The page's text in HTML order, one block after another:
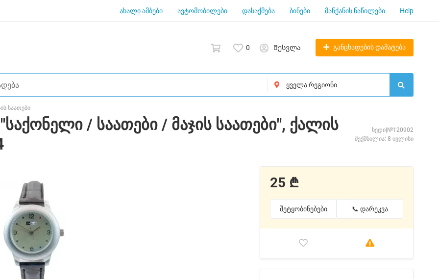
ახალი ამბები ავტომობილები დასაქმება ბინები მანქანის ნაწილები Help
0 Შესვლა განცხადების დამატება
საათები
/ საათები / მაჯის საათები", ქალის
ხედი|№120902
შექმნილია: 8 ივლისი
25 ₾
შეტყობინებები 📞 დარეკვა